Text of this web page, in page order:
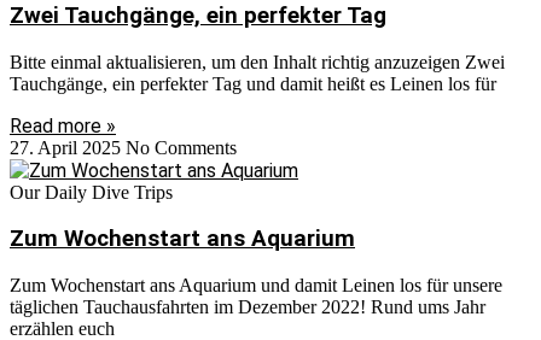
Zwei Tauchgänge, ein perfekter Tag
Bitte einmal aktualisieren, um den Inhalt richtig anzuzeigen Zwei
Tauchgänge, ein perfekter Tag und damit heißt es Leinen los für
Read more »
27. April 2025 No Comments
Our Daily Dive Trips
Zum Wochenstart ans Aquarium
Zum Wochenstart ans Aquarium und damit Leinen los für unsere
täglichen Tauchausfahrten im Dezember 2022! Rund ums Jahr
erzählen euch